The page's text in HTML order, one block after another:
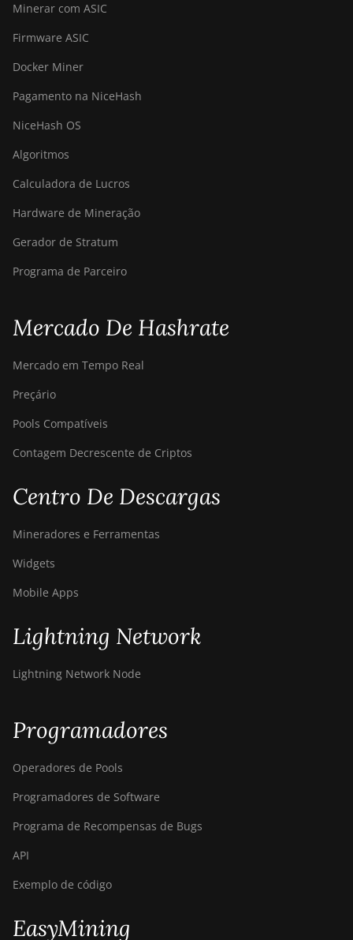
BITMAIN AntMiner
S21e XP Hyd 3U
(860Th)
BITMAIN AntMiner
S21j XP Hyd
(495Th/s)
BITMAIN AntMiner
S9 SE
BITMAIN AntMiner
BITMAIN AntMiner
S9j
BITMAIN AntMiner
T15
BITMAIN AntMiner
BITMAIN AntMiner
BITMAIN AntMiner
BITMAIN AntMiner
BITMAIN AntMiner
BITMAIN AntMiner
Z15
BITMAIN AntMiner
Z15e
Z15j
Minerar com ASIC
Firmware ASIC
Docker Miner
Pagamento na NiceHash
NiceHash OS
Algoritmos
Calculadora de Lucros
Hardware de Mineração
Gerador de Stratum
Programa de Parceiro
Mercado De Hashrate
Mercado em Tempo Real
Preçário
Pools Compatíveis
Contagem Decrescente de Criptos
Centro De Descargas
Mineradores e Ferramentas
Widgets
Mobile Apps
Lightning Network
Lightning Network Node
Programadores
Operadores de Pools
Programadores de Software
Programa de Recompensas de Bugs
API
Exemplo de código
EasyMining